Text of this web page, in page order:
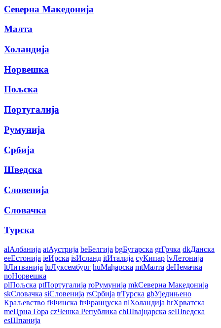
Северна Македонија
Малта
Холандија
Норвешка
Пољска
Португалија
Румунија
Србија
Шведска
Словенија
Словачка
Турска
alАлбанија atАустрија beБелгија bgБугарска grГрчка dkДанска
eeЕстонија ieИрска isИсланд itИталија cyКипар lvЛетонија
ltЛитванија luЛуксембург huМађарска mtМалта deНемачка
noНорвешка
plПољска ptПортугалија roРумунија mkСеверна Македонија
skСловачка siСловенија rsСрбија trТурска gbУједињено
Краљевство fiФинска frФранцуска nlХоландија hrХрватска
meЦрна Гора czЧешка Република chШвајцарска seШведска
esШпанија